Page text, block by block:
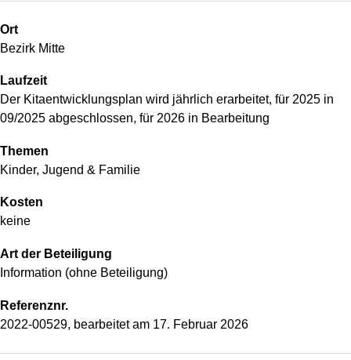
Ort
Bezirk Mitte
Laufzeit
Der Kitaentwicklungsplan wird jährlich erarbeitet, für 2025 in
09/2025 abgeschlossen, für 2026 in Bearbeitung
Themen
Kinder, Jugend & Familie
Kosten
keine
Art der Beteiligung
Information (ohne Beteiligung)
Referenznr.
2022-00529, bearbeitet am 17. Februar 2026